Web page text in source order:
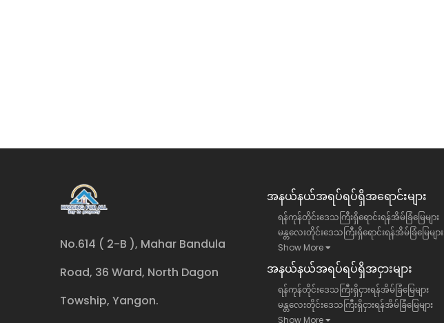
No.614 ( 2-B ), Mahar Bandula
Road, 36 Ward, North Dagon
Towship, Yangon.
အနယ်နယ်အရပ်ရပ်ရှိအရောင်းများ
ရန်ကုန်တိုင်းဒေသကြီးရှိရောင်းရန်အိမ်ခြံမြေများ
မန္တလေးတိုင်းဒေသကြီးရှိရောင်းရန်အိမ်ခြံမြေများ
Show More
အနယ်နယ်အရပ်ရပ်ရှိအငှားများ
ရန်ကုန်တိုင်းဒေသကြီးရှိငှားရန်အိမ်ခြံမြေများ
မန္တလေးတိုင်းဒေသကြီးရှိငှားရန်အိမ်ခြံမြေများ
Show More